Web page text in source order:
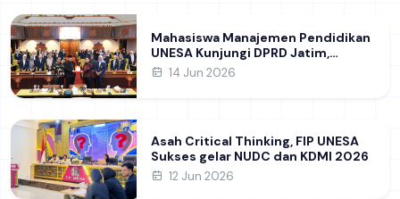
Mahasiswa Manajemen Pendidikan
UNESA Kunjungi DPRD Jatim,
Perdalam Pemahaman Kebijakan
14 Jun 2026
Asah Critical Thinking, FIP UNESA
Sukses gelar NUDC dan KDMI 2026
12 Jun 2026